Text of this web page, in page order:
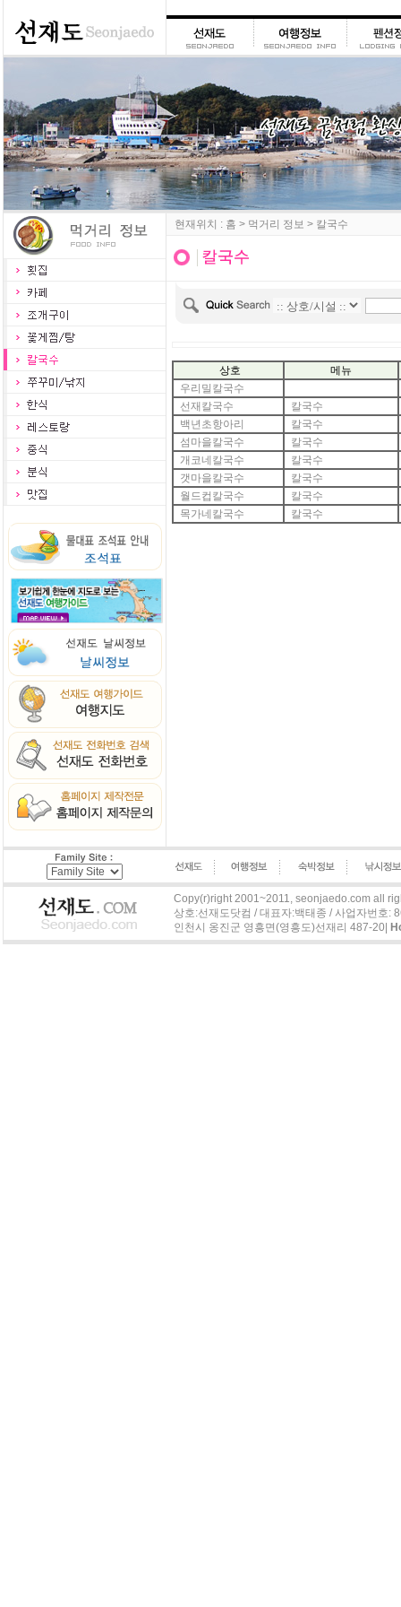
현재위치 : 홈 > 먹거리 정보 > 칼국수
상호
메뉴
우리밀칼국수
선재칼국수
칼국수
백년초항아리
칼국수
섬마을칼국수
칼국수
개코네칼국수
칼국수
갯마을칼국수
칼국수
월드컵칼국수
칼국수
목가네칼국수
칼국수
Copy(r)right 2001~2011, seonjaedo.com all
상호:선재도닷컴 / 대표자:백태종 / 사업자번호:
인천시 옹진군 영흥면(영흥도)선재리 487-20|